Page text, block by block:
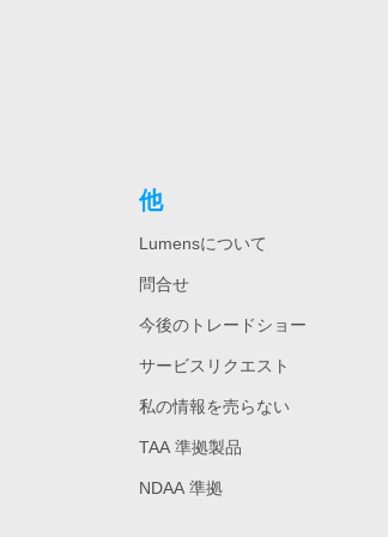
他
Lumensについて
問合せ
今後のトレードショー
サービスリクエスト
私の情報を売らない
TAA 準拠製品
NDAA 準拠